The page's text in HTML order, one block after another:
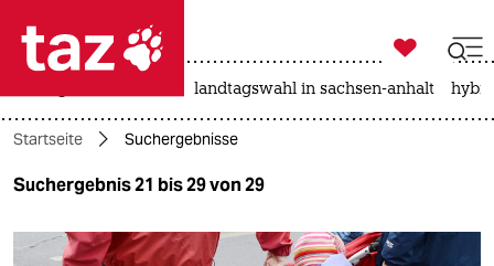
 taz zahl ich
taz zahl ich
themen
politik

taz zahl ich
landtagswahl in sachsen-anhalt
Startseite Suchergebnisse
Suchergebnis 21 bis 29 von 29